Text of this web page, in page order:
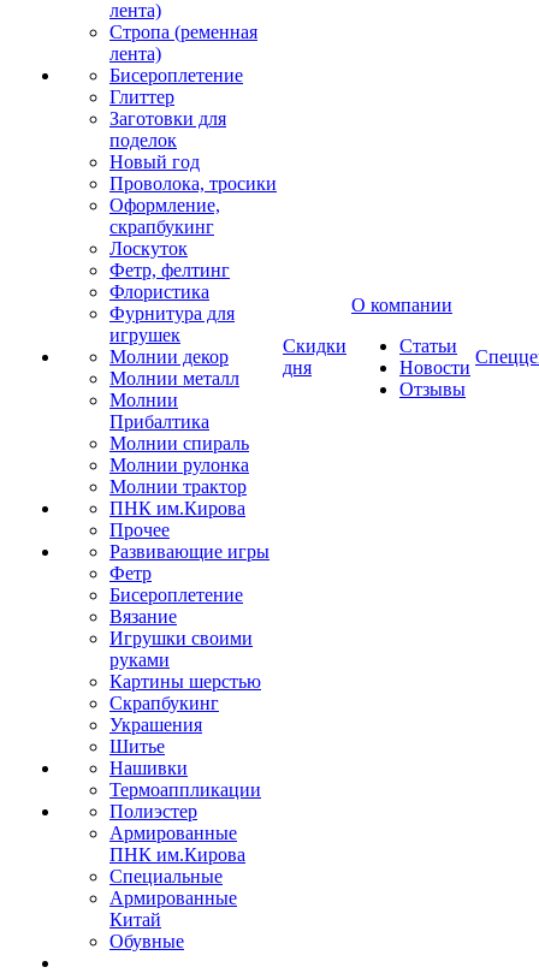
лента)
Стропа (ременная
лента)
Бисероплетение
Глиттер
Заготовки для
поделок
Новый год
Проволока, тросики
Оформление,
скрапбукинг
Лоскуток
Фетр, фелтинг
Флористика
Фурнитура для
игрушек
Молнии декор
Молнии металл
Молнии
Прибалтика
Молнии спираль
Молнии рулонка
Молнии трактор
ПНК им.Кирова
Прочее
Развивающие игры
Фетр
Бисероплетение
Вязание
Игрушки своими
руками
Картины шерстью
Скрапбукинг
Украшения
Шитье
Нашивки
Термоаппликации
Полиэстер
Армированные
ПНК им.Кирова
Специальные
Армированные
Китай
Обувные
Скидки
дня
О компании
Статьи
Новости
Отзывы